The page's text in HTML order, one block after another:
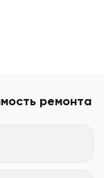
ремонта